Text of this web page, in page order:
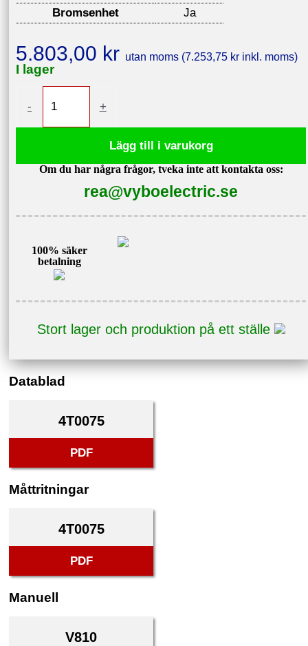
Bromsenhet
Ja
5.803,00 kr utan moms (7.253,75 kr inkl. moms)
I lager
-
7,5kW
4T0075
+
Lägg till i varukorg
Om du har några frågor, tveka inte att kontakta oss:
rea@vyboelectric.se
100% säker
betalning
Stort lager och produktion på ett ställe
Datablad
4T0075
PDF
Måttritningar
4T0075
PDF
Manuell
V810